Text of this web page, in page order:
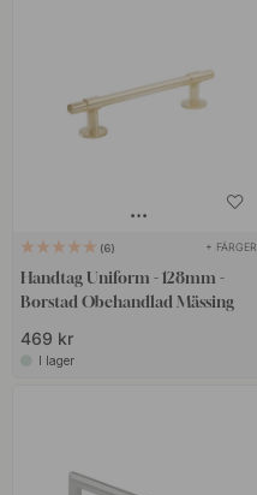
6 + FÄRGER
Handtag Uniform - 128mm -
Borstad Obehandlad Mässing
469 kr
I lager